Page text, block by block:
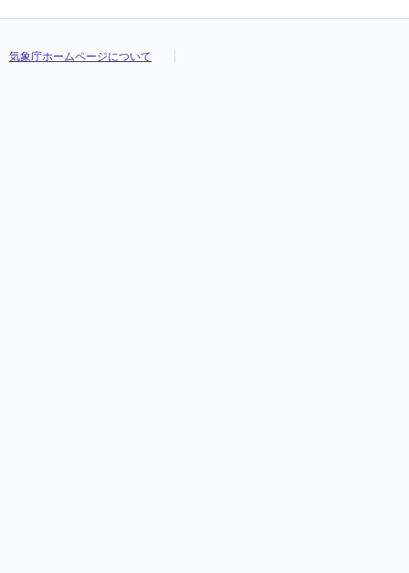
気象庁ホームページについて